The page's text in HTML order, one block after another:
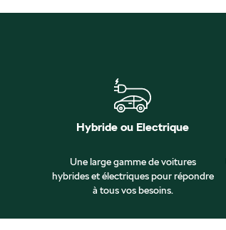
Hybride ou Electrique
Une large gamme de voitures
hybrides et électriques pour répondre
à tous vos besoins.